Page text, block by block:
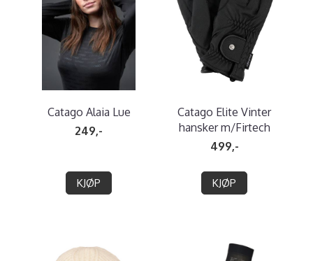
Catago Alaia Lue
249,-
KJØP
Catago Elite Vinter
hansker m/Firtech
499,-
KJØP